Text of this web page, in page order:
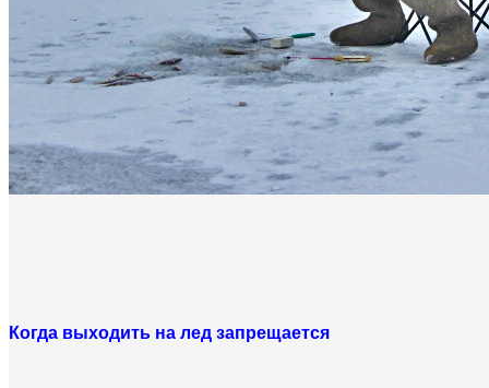
Когда выходить на лед запрещается